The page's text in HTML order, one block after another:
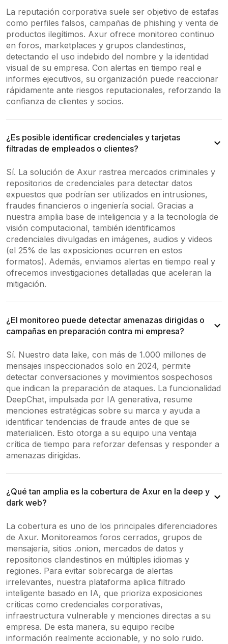
La reputación corporativa suele ser objetivo de estafas
como perfiles falsos, campañas de phishing y venta de
productos ilegítimos. Axur ofrece monitoreo continuo
en foros, marketplaces y grupos clandestinos,
detectando el uso indebido del nombre y la identidad
visual de su empresa. Con alertas en tiempo real e
informes ejecutivos, su organización puede reaccionar
rápidamente ante riesgos reputacionales, reforzando la
confianza de clientes y socios.
¿Es posible identificar credenciales y tarjetas
filtradas de empleados o clientes?
Sí. La solución de Axur rastrea mercados criminales y
repositorios de credenciales para detectar datos
expuestos que podrían ser utilizados en intrusiones,
fraudes financieros o ingeniería social. Gracias a
nuestra amplia base de inteligencia y a la tecnología de
visión computacional, también identificamos
credenciales divulgadas en imágenes, audios y videos
(el 25% de las exposiciones ocurren en estos
formatos). Además, enviamos alertas en tiempo real y
ofrecemos investigaciones detalladas que aceleran la
mitigación.
¿El monitoreo puede detectar amenazas dirigidas o
campañas en preparación contra mi empresa?
Sí. Nuestro data lake, con más de 1.000 millones de
mensajes inspeccionados solo en 2024, permite
detectar conversaciones y movimientos sospechosos
que indican la preparación de ataques. La funcionalidad
DeepChat, impulsada por IA generativa, resume
menciones estratégicas sobre su marca y ayuda a
identificar tendencias de fraude antes de que se
materialicen. Esto otorga a su equipo una ventaja
crítica de tiempo para reforzar defensas y responder a
amenazas dirigidas.
¿Qué tan amplia es la cobertura de Axur en la deep y
dark web?
La cobertura es uno de los principales diferenciadores
de Axur. Monitoreamos foros cerrados, grupos de
mensajería, sitios .onion, mercados de datos y
repositorios clandestinos en múltiples idiomas y
regiones. Para evitar sobrecarga de alertas
irrelevantes, nuestra plataforma aplica filtrado
inteligente basado en IA, que prioriza exposiciones
críticas como credenciales corporativas,
infraestructura vulnerable y menciones directas a su
empresa. De esta manera, su equipo recibe
información realmente accionable, y no solo ruido.